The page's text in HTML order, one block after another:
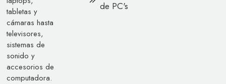
tabletas y
cámaras hasta
televisores,
sistemas de
sonido y
accesorios de
computadora.
de PC's